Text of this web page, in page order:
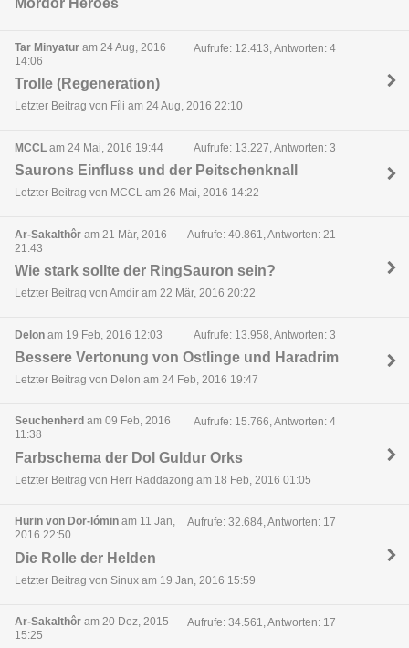
Mordor Heroes
Tar Minyatur am 24 Aug, 2016
14:06
Aufrufe: 12.413, Antworten: 4
Trolle (Regeneration)
Letzter Beitrag von Fíli am 24 Aug, 2016 22:10
MCCL am 24 Mai, 2016 19:44 Aufrufe: 13.227, Antworten: 3
Saurons Einfluss und der Peitschenknall
Letzter Beitrag von MCCL am 26 Mai, 2016 14:22
Ar-Sakalthôr am 21 Mär, 2016
21:43
Aufrufe: 40.861, Antworten: 21
Wie stark sollte der RingSauron sein?
Letzter Beitrag von Amdir am 22 Mär, 2016 20:22
Delon am 19 Feb, 2016 12:03 Aufrufe: 13.958, Antworten: 3
Bessere Vertonung von Ostlinge und Haradrim
Letzter Beitrag von Delon am 24 Feb, 2016 19:47
Seuchenherd am 09 Feb, 2016
11:38
Aufrufe: 15.766, Antworten: 4
Farbschema der Dol Guldur Orks
Letzter Beitrag von Herr Raddazong am 18 Feb, 2016 01:05
Hurin von Dor-lómin am 11 Jan,
2016 22:50
Aufrufe: 32.684, Antworten: 17
Die Rolle der Helden
Letzter Beitrag von Sinux am 19 Jan, 2016 15:59
Ar-Sakalthôr am 20 Dez, 2015
15:25
Aufrufe: 34.561, Antworten: 17